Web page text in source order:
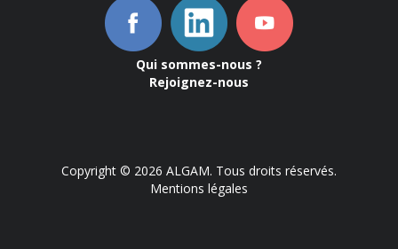
Qui sommes-nous ?
Rejoignez-nous
Copyright © 2026 ALGAM. Tous droits réservés.
Mentions légales